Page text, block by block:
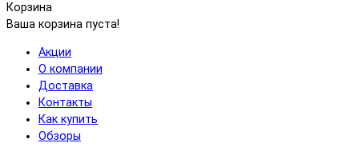
Корзина
Ваша корзина пуста!
Акции
О компании
Доставка
Контакты
Как купить
Обзоры